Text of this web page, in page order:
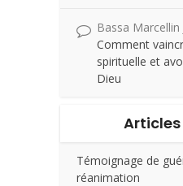
Bassa
Comment
spirituelle et
Dieu
Témoignage de
réanimation